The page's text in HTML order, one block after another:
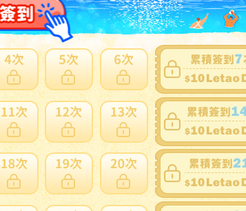
るソフトウェアテスト入門テスターちゃん Vol.1
作会社総覧2016